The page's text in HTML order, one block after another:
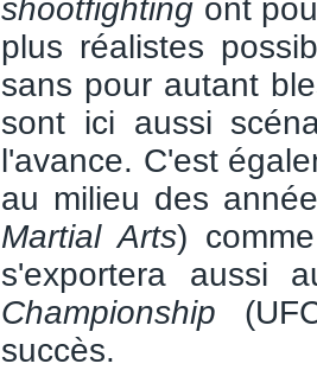
shootfighting ont
plus réalistes
sans pour autant
sont ici aussi
l'avance. C'est
au milieu des
Martial Arts)
s'exportera aussi
Championship
succès.